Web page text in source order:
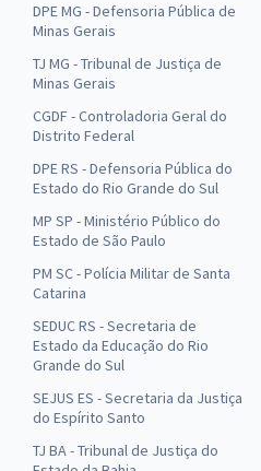
DPE MG - Defensoria Pública de
Minas Gerais
TJ MG - Tribunal de Justiça de
Minas Gerais
CGDF - Controladoria Geral do
Distrito Federal
DPE RS - Defensoria Pública do
Estado do Rio Grande do Sul
MP SP - Ministério Público do
Estado de São Paulo
PM SC - Polícia Militar de Santa
Catarina
SEDUC RS - Secretaria de
Estado da Educação do Rio
Grande do Sul
SEJUS ES - Secretaria da Justiça
do Espírito Santo
TJ BA - Tribunal de Justiça do